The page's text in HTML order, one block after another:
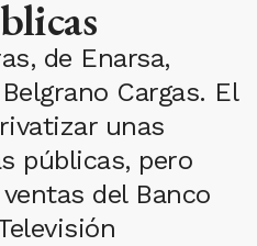
de Enarsa,
Cargas. El
unas
públicas, pero
del Banco